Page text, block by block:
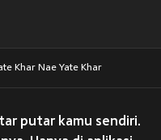
Khar Nae Yate Khar
putar kamu sendiri.